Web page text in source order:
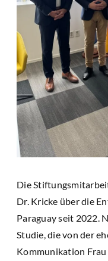
Die
Dr. Kricke über die
Paraguay seit 2022.
Studie, die von der
Kommunikation